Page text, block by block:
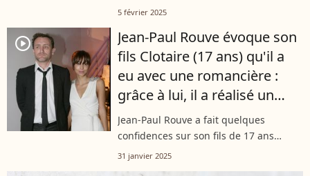
dernier opus des Tuche. A leurs côtés,
son nouveau chéri Léo Deux....
5 février 2025
player2
Jean-Paul Rouve évoque son
fils Clotaire (17 ans) qu'il a
eu avec une romancière :
grâce à lui, il a réalisé un
projet qui a cartonné
Jean-Paul Rouve a fait quelques
confidences sur son fils de 17 ans
Clotaire, lors de son passage dans
31 janvier 2025